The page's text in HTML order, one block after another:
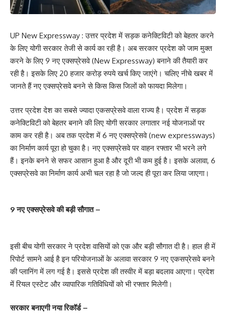
UP New Expressway : उत्तर प्रदेश में सड़क कनेक्टिविटी को बेहतर करने
के लिए योगी सरकार तेजी से कार्य का रही है। अब सरकार प्रदेश को जाम मुक्त
करने के लिए 9 नए एक्सप्रेसवे (New Expressway) बनाने की तैयारी कर
रही है। इसके लिए 20 हजार करोड़ रुपये खर्च किए जाएंगे। चलिए नीचे खबर में
जानते हैं नए एक्सप्रेसवे बनने से किस किस जिलों को फायदा मिलेगा।
उत्तर प्रदेश देश का सबसे ज्यादा एकसप्रेसवे वाला राज्य है। प्रदेश में सड़क
कनेक्टिविटी को बेहतर बनाने की लिए योगी सरकार लगातार नई योजनाओं पर
काम कर रही है। अब तक प्रदेश में 6 नए एक्सप्रेसवे (new expressways)
का निर्माण कार्य पूरा हो चुका है। नए एक्सप्रेसवे पर वाहन रफ्तार भी भरने लगे
हैं। इनके बनने से सफर आसान हुआ है और दूरी भी कम हुई है। इसके अलावा, 6
एक्सप्रेसवे का निर्माण कार्य अभी चल रहा है जो जल्द ही पूरा कर लिया जाएगा।
9 नए एक्सप्रेसवे की बड़ी सौगात –
इसी बीच योगी सरकार ने प्रदेश वासियों को एक और बड़ी सौगात दी है। हाल ही में
रिपोर्ट सामने आई है इन परियोजनाओं के अलावा सरकार 9 नए एकसप्रेसवे बनने
की प्लानिंग में लग गई है। इससे प्रदेश की तस्वीर में बड़ा बदलाव आएगा। प्रदेश
में रियल एस्टेट और व्यापारिक गतिविधियों को भी रफ्तार मिलेगी।
सरकार बनाएगी नया रिकॉर्ड –